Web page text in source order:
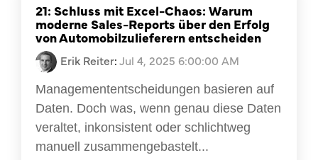
21: Schluss mit Excel-Chaos: Warum
moderne Sales-Reports über den Erfolg
von Automobilzulieferern entscheiden
Erik Reiter: Jul 4, 2025 6:00:00 AM
Managemententscheidungen basieren auf
Daten. Doch was, wenn genau diese Daten
veraltet, inkonsistent oder schlichtweg
manuell zusammengebastelt...